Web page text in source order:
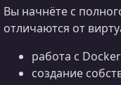
Вы начнёте с
отличаются от
работа с
создание